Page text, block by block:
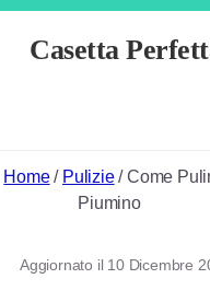
Casetta
Home / Pulizie /Come
Piumino
Aggiornato il 10 Dicembre